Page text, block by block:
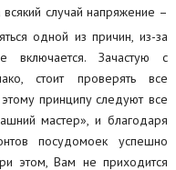
случай напряжение –
одной из причин, из-за
включается. Зачастую с
стоит проверять все
принципу следуют все
мастер», и благодаря
посудомоек успешно
этом, Вам не приходится